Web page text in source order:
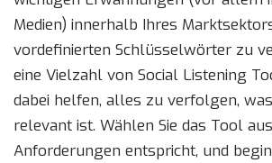
Medien) innerhalb Ihres
vordefinierten Schlüsselwörter zu
eine Vielzahl von Social Listening
dabei helfen, alles zu verfolgen,
relevant ist. Wählen Sie das Tool
Anforderungen entspricht, und